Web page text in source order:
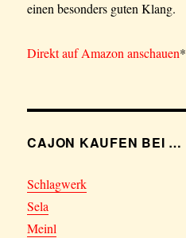
einen besonders guten Klang.
Direkt auf Amazon anschauen*
CAJON KAUFEN BEI …
Schlagwerk
Sela
Meinl